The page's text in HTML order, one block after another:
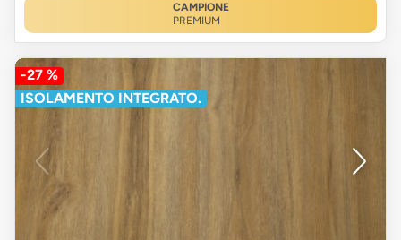
CAMPIONE
PREMIUM
-27 %
ISOLAMENTO INTEGRATO.